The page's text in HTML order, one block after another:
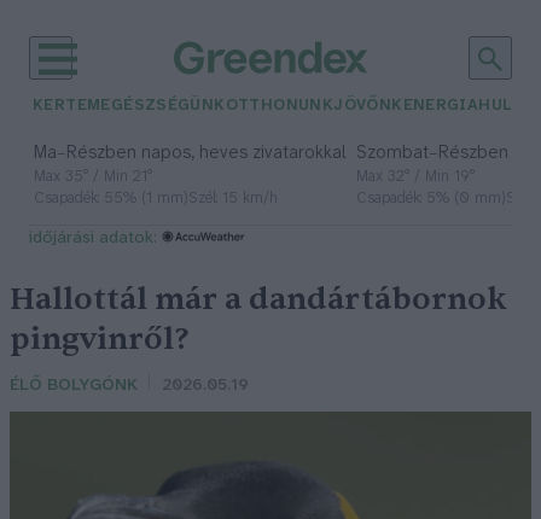
KERTEM EGÉSZSÉGÜNK OTTHONUNKJÖVŐNK ENERGIA
Ma– Részben napos, heves zivatarokkal
Max 35° / Min 21°
Csapadék: 55% (1 mm)Szél: 15 km/h
Szombat– Részben
Max 32° / Min 19°
Csapadék: 5% (0 mm)
időjárási adatok:
Hallottál már a dandártábornok
pingvinről?
ÉLŐ BOLYGÓNK 2026.05.19